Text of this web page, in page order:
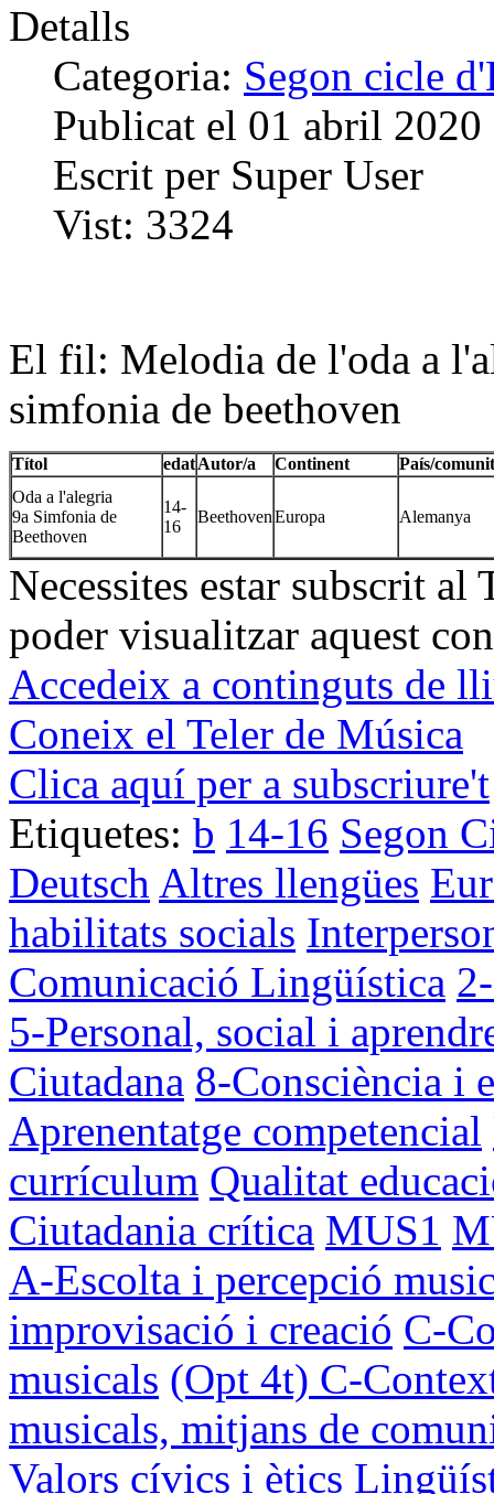
Detalls
Categoria: Segon cicle
Publicat el 01 abril 2020
Escrit per Super User
Vist: 3324
El fil: Melodia de l'oda a
simfonia de beethoven
Títol edatAutor/a Continent
País/
Oda a l'alegria
9a Simfonia de
Beethoven
14-
16
BeethovenEuropa Alemanya
Necessites estar subscrit al
poder visualitzar aquest
Accedeix a continguts de
Coneix el Teler de Música
Clica aquí per a subscriure't
Etiquetes: b 14-16 Segon
Deutsch Altres llengües
habilitats socials
Comunicació Lingüística
5-Personal, social i
Ciutadana 8-Consciència i
Aprenentatge competencial
currículum Qualitat
Ciutadania crítica MUS1
A-Escolta i percepció
improvisació i creació C-
musicals (Opt 4t) C-
musicals, mitjans de
Valors cívics i ètics